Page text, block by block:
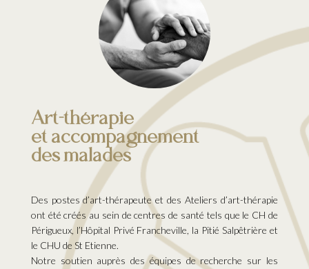
Art-thérapie
et accompagnement
des malades
Des postes d’art-thérapeute et des Ateliers d’art-thérapie
ont été créés au sein de centres de santé tels que le CH de
Périgueux, l’Hôpital Privé Francheville, la Pitié Salpêtrière et
le CHU de St Etienne.
Notre soutien auprès des équipes de recherche sur les